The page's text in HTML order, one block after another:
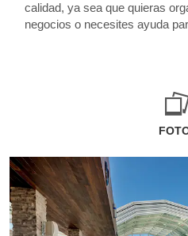
calidad, ya sea que quieras
negocios o necesites ayuda